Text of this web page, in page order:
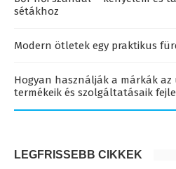
sétákhoz
Modern ötletek egy praktikus
Hogyan használják a márkák az
termékeik és szolgáltatásaik
LEGFRISSEBB CIKKEK